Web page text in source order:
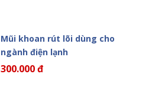
Mũi khoan rút lõi dùng cho
ngành điện lạnh
300.000 đ